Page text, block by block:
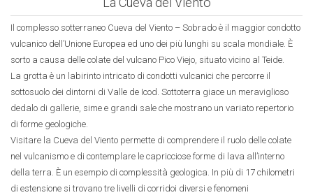
Il complesso sotterraneo Cueva del Viento – Sobrado è il maggior condotto
vulcanico dell’Unione Europea ed uno dei più lunghi su scala mondiale. È
sorto a causa delle colate del vulcano Pico Viejo, situato vicino al Teide.
La grotta è un labirinto intricato di condotti vulcanici che percorre il
sottosuolo dei dintorni di Valle de Icod. Sottoterra giace un meraviglioso
dedalo di gallerie, sime e grandi sale che mostrano un variato repertorio
di forme geologiche.
Visitare la Cueva del Viento permette di comprendere il ruolo delle colate
nel vulcanismo e di contemplare le capricciose forme di lava all’interno
della terra. È un esempio di complessità geologica. In più di 17 chilometri
di estensione si trovano tre livelli di corridoi diversi e fenomeni